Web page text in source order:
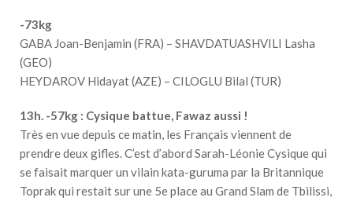
-73kg
GABA Joan-Benjamin (FRA) – SHAVDATUASHVILI Lasha
(GEO)
HEYDAROV Hidayat (AZE) – CILOGLU Bilal (TUR)
13h. -57kg : Cysique battue, Fawaz aussi !
Très en vue depuis ce matin, les Français viennent de
prendre deux gifles. C’est d’abord Sarah-Léonie Cysique qui
se faisait marquer un vilain kata-guruma par la Britannique
Toprak qui restait sur une 5e place au Grand Slam de Tbilissi,